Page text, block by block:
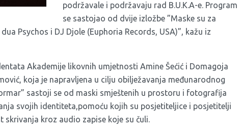
podržavale i podržavaju rad B.U.K.A-e. Program
se sastojao od dvije izložbe ”Maske su za
Psychos i DJ Djole (Euphoria Records, USA)”, kažu iz
Akademije likovnih umjetnosti Amine Šećić i Domagoja
koja je napravljena u cilju obilježavanja međunarodnog
sastoji se od maski smještenih u prostoru i fotografija
svojih identiteta,pomoću kojih su posjetiteljice i posjetitelji
kroz audio zapise koje su čuli.